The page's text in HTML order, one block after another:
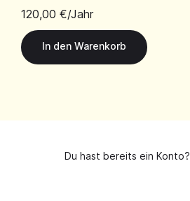
120,00 €/Jahr
Du hast bereits ein Konto?